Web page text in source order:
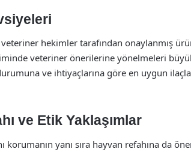
veteriner hekimler tarafından onaylanmış
veteriner önerilerine yönelmeleri
ve ihtiyaçlarına göre en uygun
ve Etik Yaklaşımlar
korumanın yanı sıra hayvan refahına da